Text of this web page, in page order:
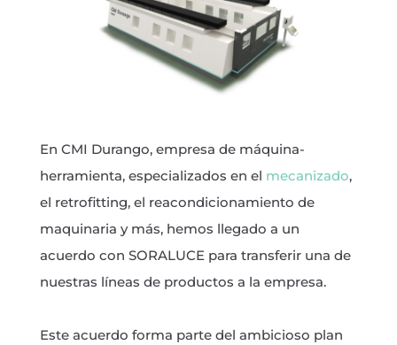
En CMI Durango, empresa de máquina-
herramienta, especializados en el mecanizado,
el retrofitting, el reacondicionamiento de
maquinaria y más, hemos llegado a un
acuerdo con SORALUCE para transferir una de
nuestras líneas de productos a la empresa.
Este acuerdo forma parte del ambicioso plan